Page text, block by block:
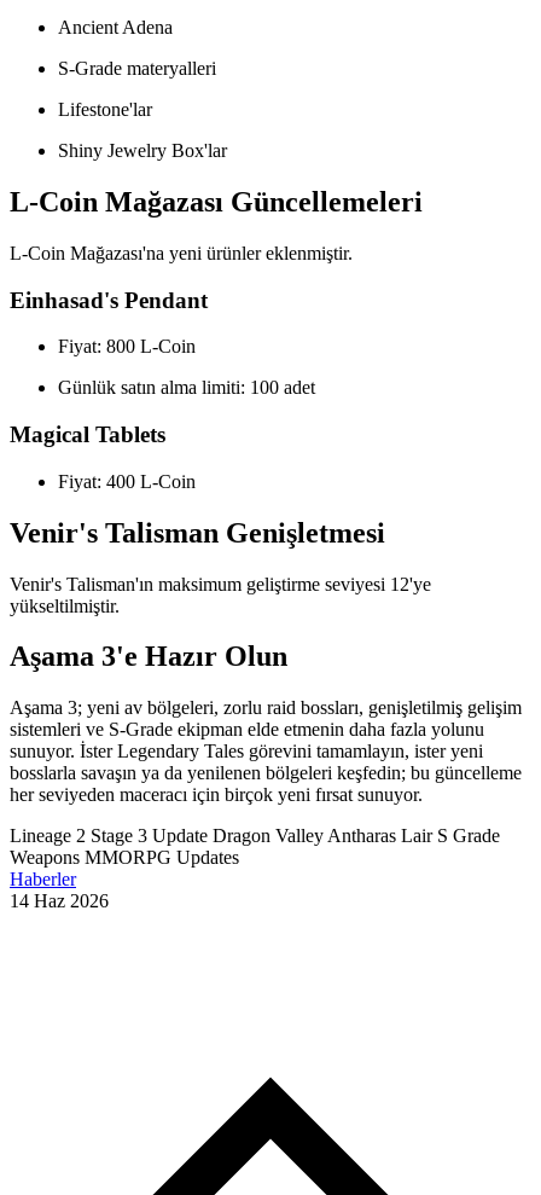
Ancient Adena
S-Grade materyalleri
Lifestone'lar
Shiny Jewelry Box'lar
L-Coin Mağazası Güncellemeleri
L-Coin Mağazası'na yeni ürünler eklenmiştir.
Einhasad's Pendant
Fiyat: 800 L-Coin
Günlük satın alma limiti: 100 adet
Magical Tablets
Fiyat: 400 L-Coin
Venir's Talisman Genişletmesi
Venir's Talisman'ın maksimum geliştirme seviyesi 12'ye
yükseltilmiştir.
Aşama 3'e Hazır Olun
Aşama 3; yeni av bölgeleri, zorlu raid bossları, genişletilmiş gelişim
sistemleri ve S-Grade ekipman elde etmenin daha fazla yolunu
sunuyor. İster Legendary Tales görevini tamamlayın, ister yeni
bosslarla savaşın ya da yenilenen bölgeleri keşfedin; bu güncelleme
her seviyeden maceracı için birçok yeni fırsat sunuyor.
Lineage 2 Stage 3 Update Dragon Valley Antharas Lair S Grade
Weapons MMORPG Updates
Haberler
14 Haz 2026